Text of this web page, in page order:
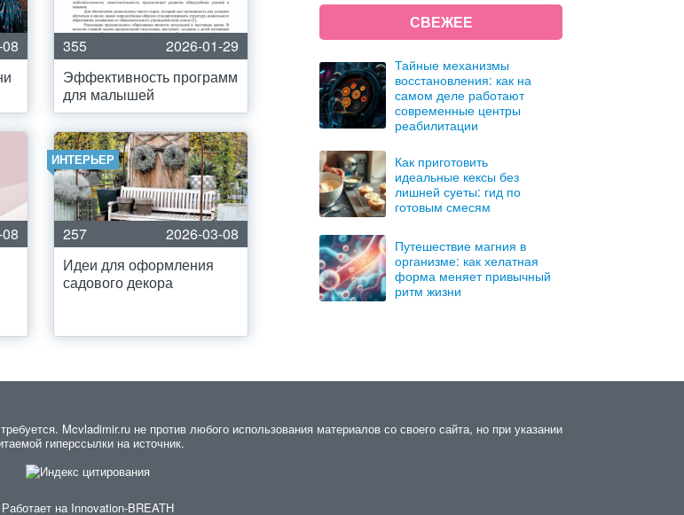
355
2026-01-29
Эффективность программ
для малышей
ИНТЕРЬЕР
257
2026-03-08
Идеи для оформления
садового декора
СВЕЖЕЕ
Тайные механизмы
восстановления: как на
самом деле работают
современные центры
реабилитации
Как приготовить
идеальные кексы без
лишней суеты: гид по
готовым смесям
Путешествие магния в
организме: как хелатная
форма меняет привычный
ритм жизни
Mcvladimir.ru не против любого использования материалов со своего сайта, но при указании
гиперссылки на источник.
Работает на Innovation-BREATH